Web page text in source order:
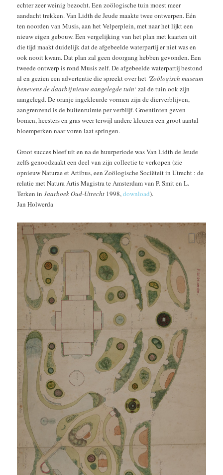
echter zeer weinig bezocht. Een zoölogische tuin moest meer
aandacht trekken. Van Lidth de Jeude maakte twee ontwerpen. Eén
ten noorden van Musis, aan het Velperplein, met naar het lijkt een
nieuw eigen gebouw. Een vergelijking van het plan met kaarten uit
die tijd maakt duidelijk dat de afgebeelde waterpartij er niet was en
ook nooit kwam. Dat plan zal geen doorgang hebben gevonden. Een
tweede ontwerp is rond Musis zelf. De afgebeelde waterpartij bestond
al en gezien een advertentie die spreekt over het ‘Zoölogisch museum
benevens de daarbij nieuw aangelegde tuin‘ zal de tuin ook zijn
aangelegd. De oranje ingekleurde vormen zijn de dierverblijven,
aangrenzend is de buitenruimte per verblijf. Groentinten geven
bomen, heesters en gras weer terwijl andere kleuren een groot aantal
bloemperken naar voren laat springen.
Groot succes bleef uit en na de huurperiode was Van Lidth de Jeude
zelfs genoodzaakt een deel van zijn collectie te verkopen (zie
opnieuw Naturae et Artibus, een Zoölogische Sociëteit in Utrecht : de
relatie met Natura Artis Magistra te Amsterdam van P. Smit en L.
Terken inJaarboek Oud-Utrecht 1998,download).
Jan Holwerda